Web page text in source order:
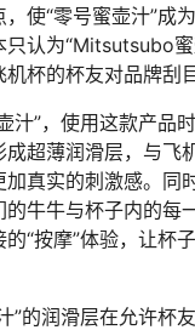
使“零号蜜壶汁”成
认为“Mitsutsubo
杯的杯友对品牌刮
汁”，使用这款产品
成超薄润滑层，与飞
真实的刺激感。同
牛牛与杯子内的每
“按摩”体验，让杯
”的润滑层在允许杯